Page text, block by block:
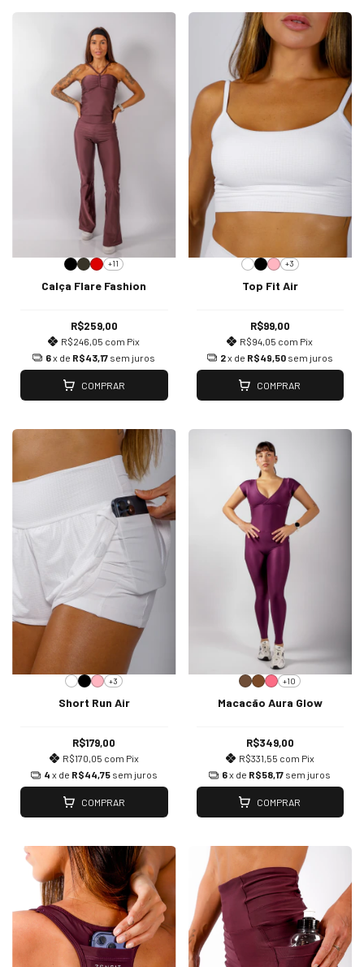
+11
Calça Flare Fashion
R$259,00
R$246,05 com Pix
6x de R$43,17 sem juros
COMPRAR
+3
Top Fit Air
R$99,00
R$94,05 com Pix
2x de R$49,50 sem juros
COMPRAR
+3
Short Run Air
R$179,00
R$170,05 com Pix
4 x de R$44,75 sem juros
COMPRAR
+10
Macacão Aura Glow
R$349,00
R$331,55 com Pix
6x de R$58,17 sem juros
COMPRAR